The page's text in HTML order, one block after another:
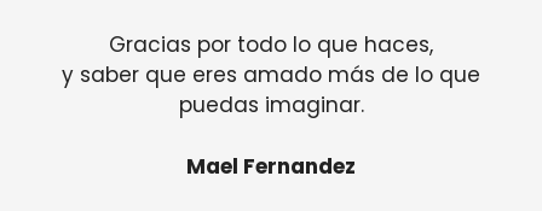
Gracias por todo lo que haces,
y saber que eres amado más de lo que
puedas imaginar.
Mael Fernandez